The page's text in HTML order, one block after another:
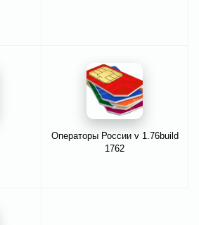
Операторы России v 1.76build
1762